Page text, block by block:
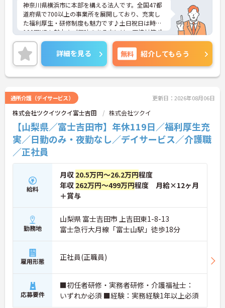
神奈川県横浜市に本部を構える法人です。全国47都
道府県で700以上の事業所を展開しており、充実し
た福利厚生・研修制度も魅力です♪土日祝日は時給
100円UPも魅力★ご興味のある方には、面接対策ポ
イントなど、さらに詳細をお話しいたしますのでお
気軽にご相談ください！
詳細を見る 無料 紹介してもらう
通所介護（デイサービス） 更新日：2026年08月06日
株式会社ツクイツクイ富士吉田 株式会社ツクイ
【山梨県／富士吉田市】年休119日／福利厚生充
実／日勤のみ・夜勤なし／デイサービス／介護職
／正社員
給料
月収 20.5万円～26.2万円程度
年収 262万円～499万円程度 月給×12ヶ月
＋賞与
勤務地
山梨県 富士吉田市 上吉田東1-8-13
富士急行大月線「富士山駅」徒歩18分
雇用形態 正社員(正職員)
応募要件
■初任者研修・実務者研修・介護福祉士：
いずれか必須 ■経験：実務経験1年以上必須